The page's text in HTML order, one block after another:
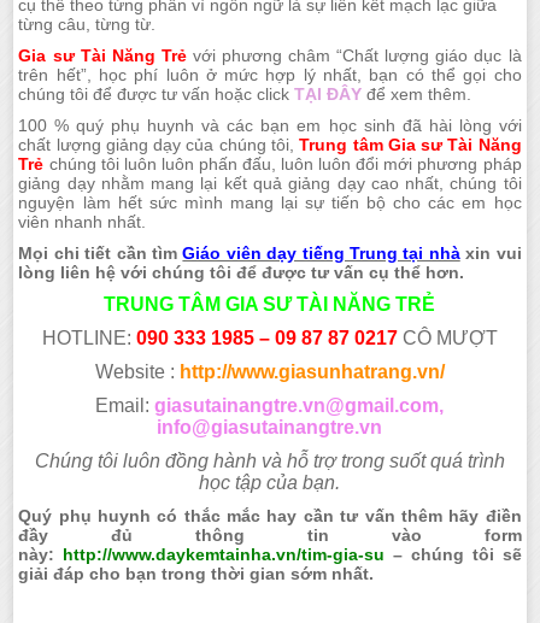
cụ thể theo từng phần vì ngôn ngữ là sự liên kết mạch lạc giữa
từng câu, từng từ.
Gia sư Tài Năng Trẻvới phương châm “Chất lượng giáo dục là
trên hết”, học phí luôn ở mức hợp lý nhất, bạn có thể gọi cho
chúng tôi để được tư vấn hoặc clickTẠI ĐÂY để xem thêm.
100 % quý phụ huynh và các bạn em học sinh đã hài lòng với
chất lượng giảng dạy của chúng tôi,Trung tâm Gia sư Tài Năng
Trẻ chúng tôi luôn luôn phấn đấu, luôn luôn đổi mới phương pháp
giảng dạy nhằm mang lại kết quả giảng dạy cao nhất, chúng tôi
nguyện làm hết sức mình mang lại sự tiến bộ cho các em học
viên nhanh nhất.
Mọi chi tiết cần tìmGiáo viên dạy tiếng Trung tại nhàxin vui
lòng liên hệ với chúng tôi để được tư vấn cụ thể hơn.
TRUNG TÂM GIA SƯ TÀI NĂNG TRẺ
HOTLINE: 090 333 1985 – 09 87 87 0217CÔ MƯỢT
Website : http://www.giasunhatrang.vn/
Email:giasutainangtre.vn@gmail.com,
info@giasutainangtre.vn
Chúng tôi luôn đồng hành và hỗ trợ trong suốt quá trình
học tập của bạn.
Quý phụ huynh có thắc mắc hay cần tư vấn thêm hãy điền
đầy đủ thông tin vào form
này: http://www.daykemtainha.vn/tim-gia-su – chúng tôi sẽ
giải đáp cho bạn trong thời gian sớm nhất.